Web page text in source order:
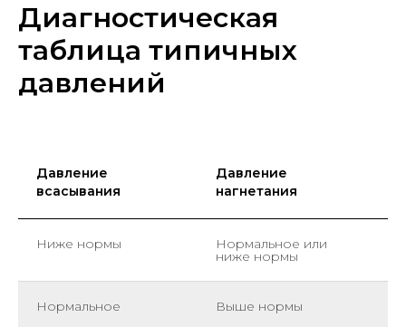
Диагностическая
таблица типичных
давлений
Давление
всасывания
Давление
нагнетания
Ниже нормы Нормальное или
ниже нормы
Нормальное Выше нормы